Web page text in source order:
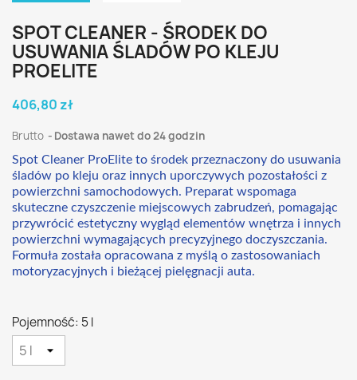
SPOT CLEANER - ŚRODEK DO
USUWANIA ŚLADÓW PO KLEJU
PROELITE
406,80 zł
Brutto Dostawa nawet do 24 godzin
Spot Cleaner ProElite to środek przeznaczony do usuwania
śladów po kleju oraz innych uporczywych pozostałości z
powierzchni samochodowych. Preparat wspomaga
skuteczne czyszczenie miejscowych zabrudzeń, pomagając
przywrócić estetyczny wygląd elementów wnętrza i innych
powierzchni wymagających precyzyjnego doczyszczania.
Formuła została opracowana z myślą o zastosowaniach
motoryzacyjnych i bieżącej pielęgnacji auta.
Pojemność: 5 l